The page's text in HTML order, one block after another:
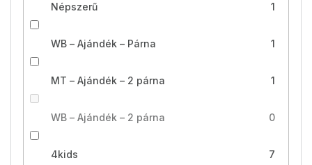
Népszerű 1
WB – Ajándék – Párna 1
MT – Ajándék – 2 párna 1
WB – Ajándék – 2 párna 0
4kids 7